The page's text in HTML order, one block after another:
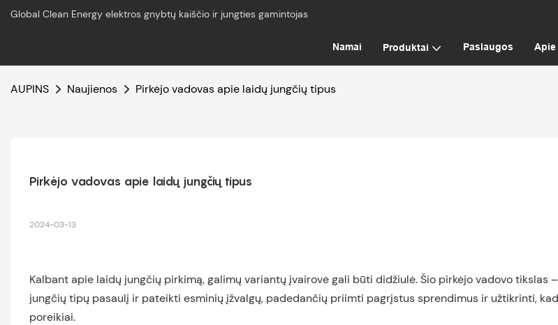
Global Clean Energy elektros gnybtų kaiščio ir jungties gamintojas
Namai Produktai Paslaugos Apie
AUPINS Naujienos Pirkėjo vadovas apie laidų jungčių tipus
Pirkėjo vadovas apie laidų jungčių tipus
2024-03-13
Kalbant apie laidų jungčių pirkimą, galimų variantų įvairovė gali būti didžiulė. Šio pirkėjo vadovo tikslas
jungčių tipų pasaulį ir pateikti esminių įžvalgų, padedančių priimti pagrįstus sprendimus ir užtikrinti,
poreikiai.